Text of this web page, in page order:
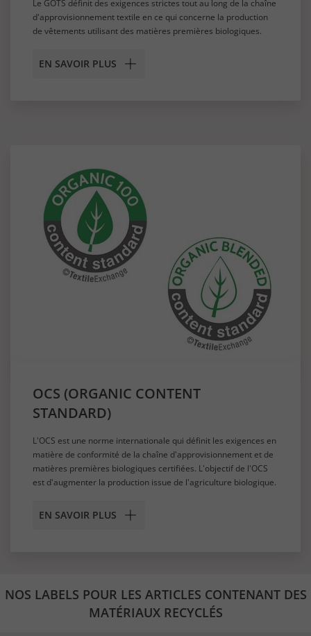
Le GOTS définit des exigences strictes tout au long de la chaîne
d'approvisionnement textile en ce qui concerne la production
de vêtements utilisant des matières premières biologiques.
EN SAVOIR PLUS
OCS (ORGANIC CONTENT
STANDARD)
L'OCS est une norme internationale qui définit les exigences en
matière de conformité de la chaîne d'approvisionnement et de
matières premières biologiques certifiées. L'objectif de l'OCS
est d'augmenter la production issue de l'agriculture biologique.
EN SAVOIR PLUS
NOS LABELS POUR LES ARTICLES CONTENANT DES
MATÉRIAUX RECYCLÉS